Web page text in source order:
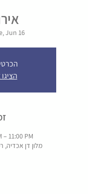
Jun 16
– 11:00 PM
מלון דן אכדיה, רמת ים 122,